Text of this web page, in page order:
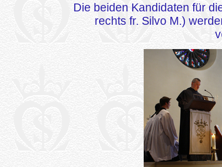
Die beiden Kandidaten für
rechts fr. Silvo M.)